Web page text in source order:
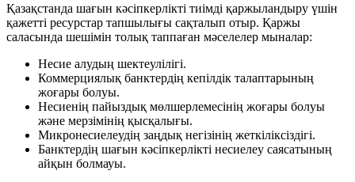
Қазақстанда шағын кәсіпкерлікті тиімді қаржыландыру үшін
қажетті ресурстар тапшылығы сақталып отыр. Қаржы
саласында шешімін толық таппаған мәселелер мыналар:
Несие алудың шектеулілігі.
Коммерциялық банктердің кепілдік талаптарының
жоғары болуы.
Несиенің пайыздық мөлшерлемесінің жоғары болуы
және мерзімінің қысқалығы.
Микронесиелеудің заңдық негізінің жеткіліксіздігі.
Банктердің шағын кәсіпкерлікті несиелеу саясатының
айқын болмауы.